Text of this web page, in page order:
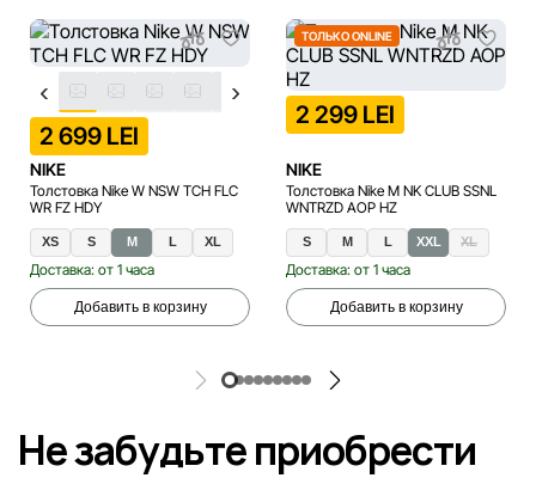
2 699 LEI
NIKE
Толстовка Nike W NSW TCH FLC
WR FZ HDY
XS S M L XL
Доставка: от 1 часа
Добавить в корзину
ТОЛЬКО ONLINE
2 299 LEI
NIKE
Толстовка Nike M NK CLUB SSNL
WNTRZD AOP HZ
S M L XXL XL
Доставка: от 1 часа
Добавить в корзину
Не забудьте приобрести